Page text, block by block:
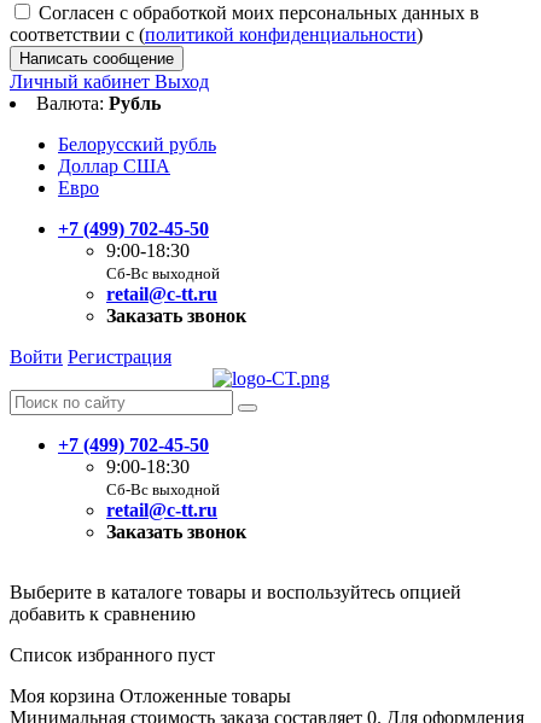
Согласен с обработкой моих персональных данных в
соответствии с (политикой конфиденциальности)
Написать сообщение
Личный кабинет Выход
Валюта: Рубль
Белорусский рубль
Доллар США
Евро
+7 (499) 702-45-50
9:00-18:30
Сб-Вс выходной
retail@c-tt.ru
Заказать звонок
Войти Регистрация
+7 (499) 702-45-50
9:00-18:30
Сб-Вс выходной
retail@c-tt.ru
Заказать звонок
Выберите в каталоге товары и воспользуйтесь опцией
добавить к сравнению
Список избранного пуст
Моя корзина Отложенные товары
Минимальная стоимость заказа составляет 0. Для оформления